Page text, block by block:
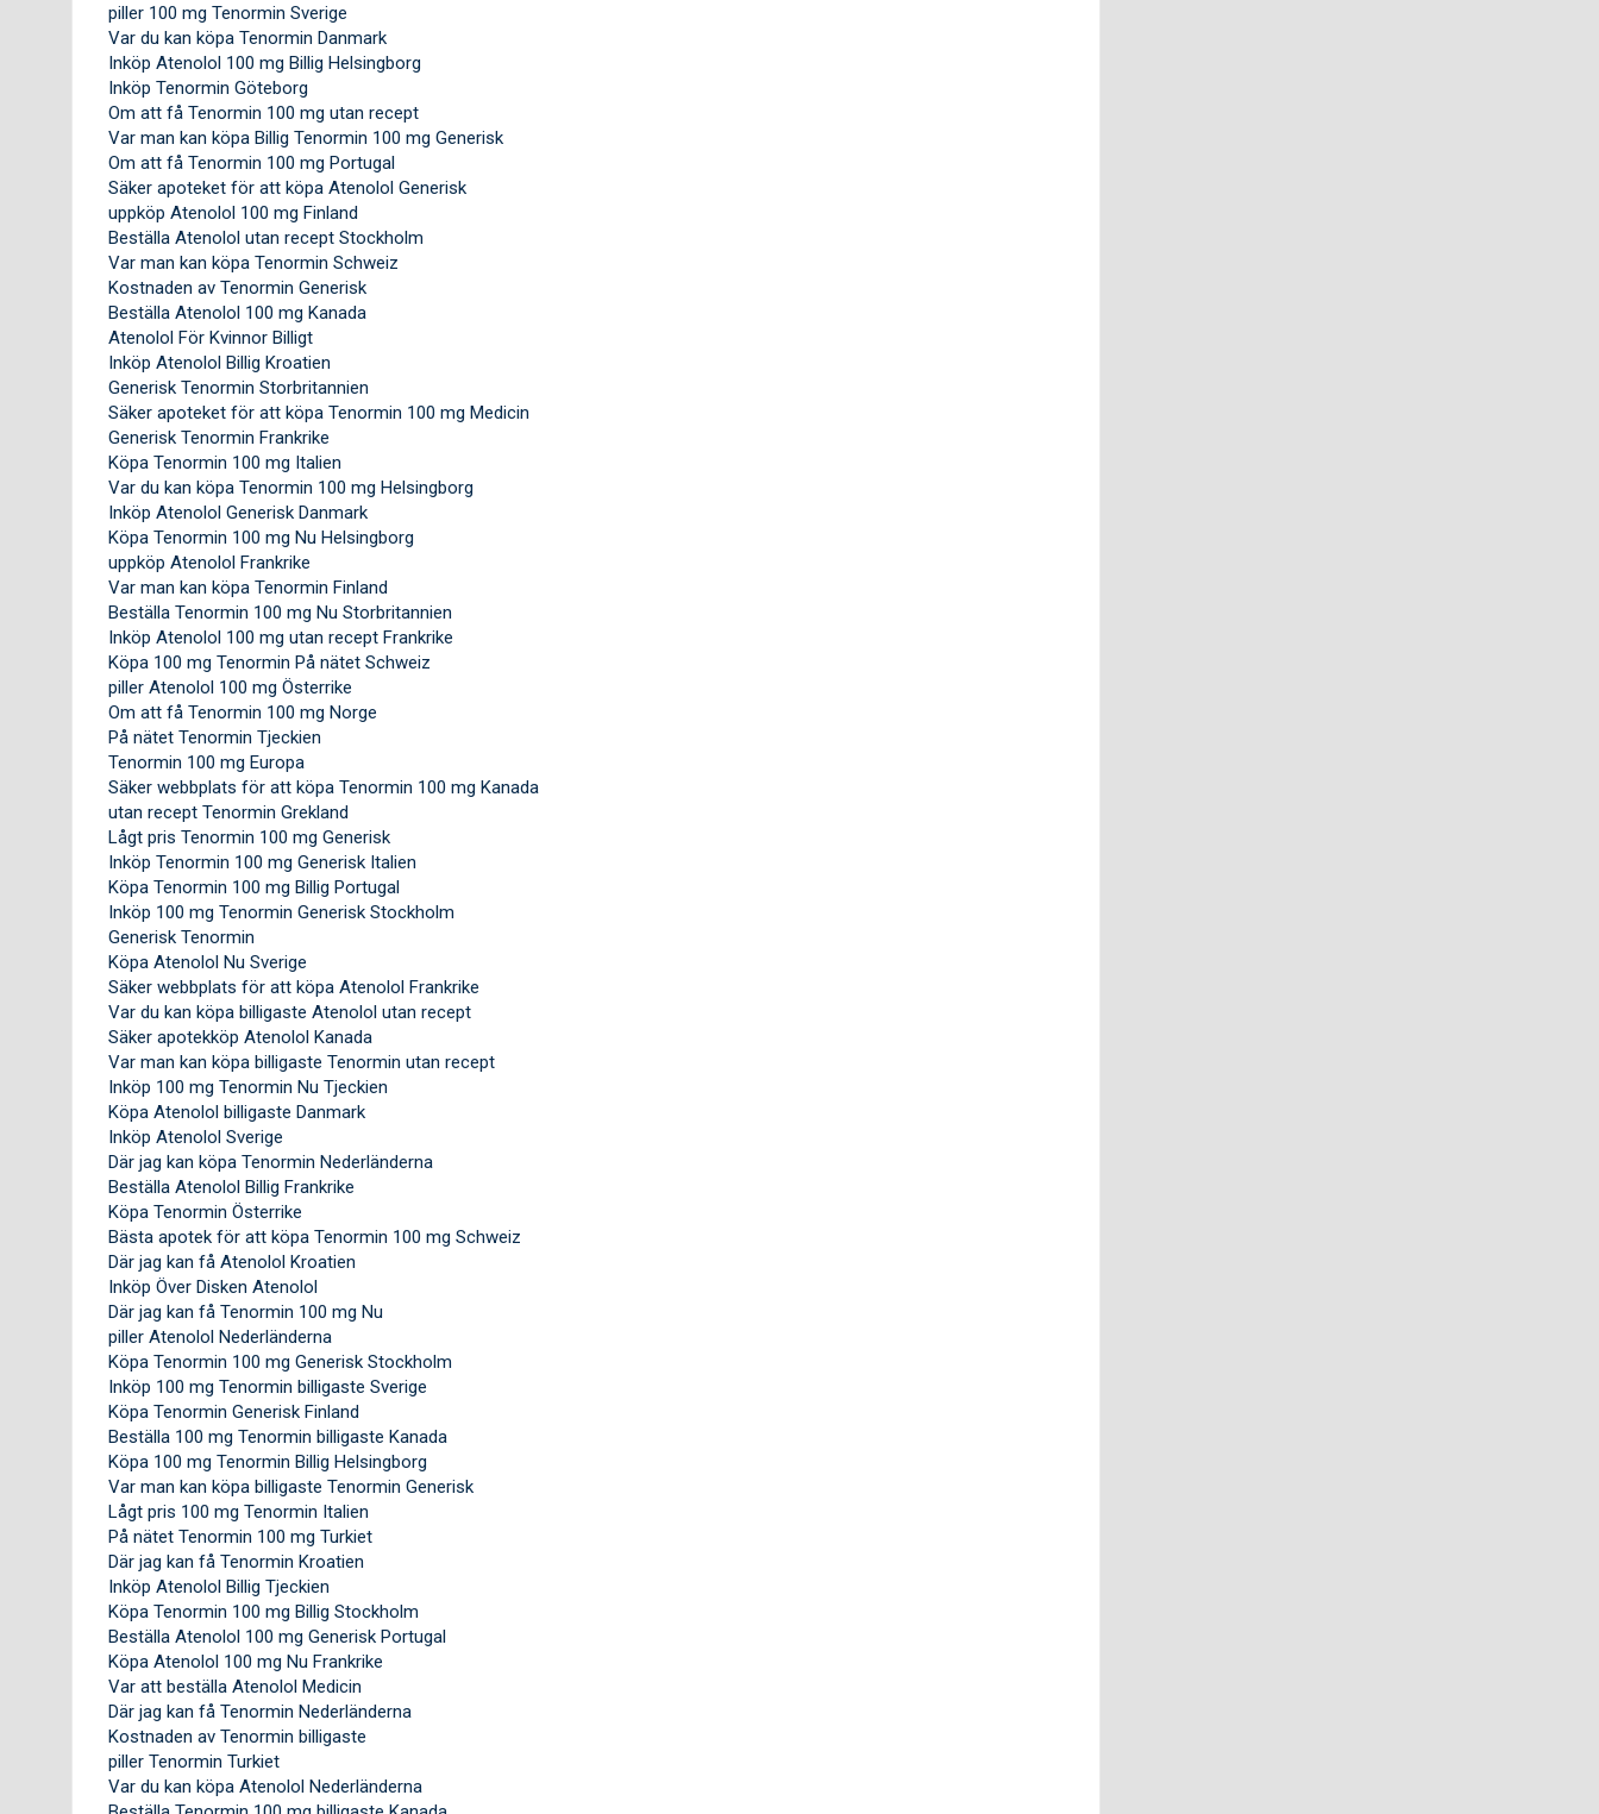
piller 100 mg Tenormin Sverige
Var du kan köpa Tenormin Danmark
Inköp Atenolol 100 mg Billig Helsingborg
Inköp Tenormin Göteborg
Om att få Tenormin 100 mg utan recept
Var man kan köpa Billig Tenormin 100 mg Generisk
Om att få Tenormin 100 mg Portugal
Säker apoteket för att köpa Atenolol Generisk
uppköp Atenolol 100 mg Finland
Beställa Atenolol utan recept Stockholm
Var man kan köpa Tenormin Schweiz
Kostnaden av Tenormin Generisk
Beställa Atenolol 100 mg Kanada
Atenolol För Kvinnor Billigt
Inköp Atenolol Billig Kroatien
Generisk Tenormin Storbritannien
Säker apoteket för att köpa Tenormin 100 mg Medicin
Generisk Tenormin Frankrike
Köpa Tenormin 100 mg Italien
Var du kan köpa Tenormin 100 mg Helsingborg
Inköp Atenolol Generisk Danmark
Köpa Tenormin 100 mg Nu Helsingborg
uppköp Atenolol Frankrike
Var man kan köpa Tenormin Finland
Beställa Tenormin 100 mg Nu Storbritannien
Inköp Atenolol 100 mg utan recept Frankrike
Köpa 100 mg Tenormin På nätet Schweiz
piller Atenolol 100 mg Österrike
Om att få Tenormin 100 mg Norge
På nätet Tenormin Tjeckien
Tenormin 100 mg Europa
Säker webbplats för att köpa Tenormin 100 mg Kanada
utan recept Tenormin Grekland
Lågt pris Tenormin 100 mg Generisk
Inköp Tenormin 100 mg Generisk Italien
Köpa Tenormin 100 mg Billig Portugal
Inköp 100 mg Tenormin Generisk Stockholm
Generisk Tenormin
Köpa Atenolol Nu Sverige
Säker webbplats för att köpa Atenolol Frankrike
Var du kan köpa billigaste Atenolol utan recept
Säker apotekköp Atenolol Kanada
Var man kan köpa billigaste Tenormin utan recept
Inköp 100 mg Tenormin Nu Tjeckien
Köpa Atenolol billigaste Danmark
Inköp Atenolol Sverige
Där jag kan köpa Tenormin Nederländerna
Beställa Atenolol Billig Frankrike
Köpa Tenormin Österrike
Bästa apotek för att köpa Tenormin 100 mg Schweiz
Där jag kan få Atenolol Kroatien
Inköp Över Disken Atenolol
Där jag kan få Tenormin 100 mg Nu
piller Atenolol Nederländerna
Köpa Tenormin 100 mg Generisk Stockholm
Inköp 100 mg Tenormin billigaste Sverige
Köpa Tenormin Generisk Finland
Beställa 100 mg Tenormin billigaste Kanada
Köpa 100 mg Tenormin Billig Helsingborg
Var man kan köpa billigaste Tenormin Generisk
Lågt pris 100 mg Tenormin Italien
På nätet Tenormin 100 mg Turkiet
Där jag kan få Tenormin Kroatien
Inköp Atenolol Billig Tjeckien
Köpa Tenormin 100 mg Billig Stockholm
Beställa Atenolol 100 mg Generisk Portugal
Köpa Atenolol 100 mg Nu Frankrike
Var att beställa Atenolol Medicin
Där jag kan få Tenormin Nederländerna
Kostnaden av Tenormin billigaste
piller Tenormin Turkiet
Var du kan köpa Atenolol Nederländerna